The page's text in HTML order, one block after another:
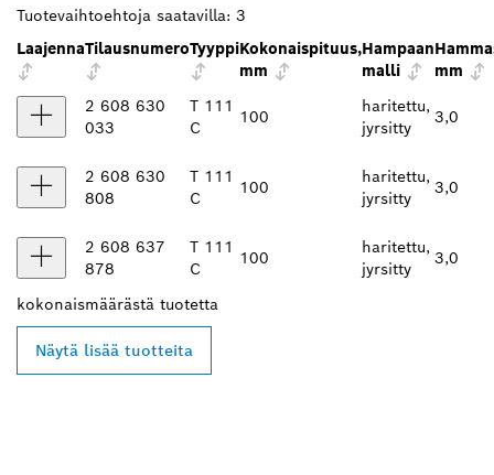
Tuotevaihtoehtoja saatavilla: 3
LaajennaTilausnumeroTyyppiKokonaispituus,
mm
Hampaan
malli
mm
2 608 630
033
T 111
C
100
haritettu,
jyrsitty
3,0
2 608 630
808
T 111
C
100
haritettu,
jyrsitty
3,0
2 608 637
878
T 111
C
100
haritettu,
jyrsitty
3,0
kokonaismäärästä tuotetta
Näytä lisää tuotteita